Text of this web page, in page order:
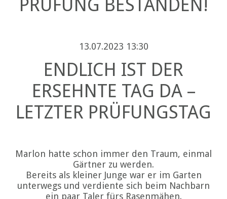
PRÜFUNG BESTANDEN!
13.07.2023 13:30
ENDLICH IST DER
ERSEHNTE TAG DA –
LETZTER PRÜFUNGSTAG
Marlon hatte schon immer den Traum, einmal
Gärtner zu werden.
Bereits als kleiner Junge war er im Garten
unterwegs und verdiente sich beim Nachbarn
ein paar Taler fürs Rasenmähen.